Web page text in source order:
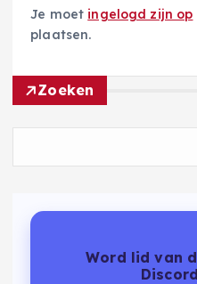
Je moet ingelogd zijn op
plaatsen.
Zoeken
Word lid van